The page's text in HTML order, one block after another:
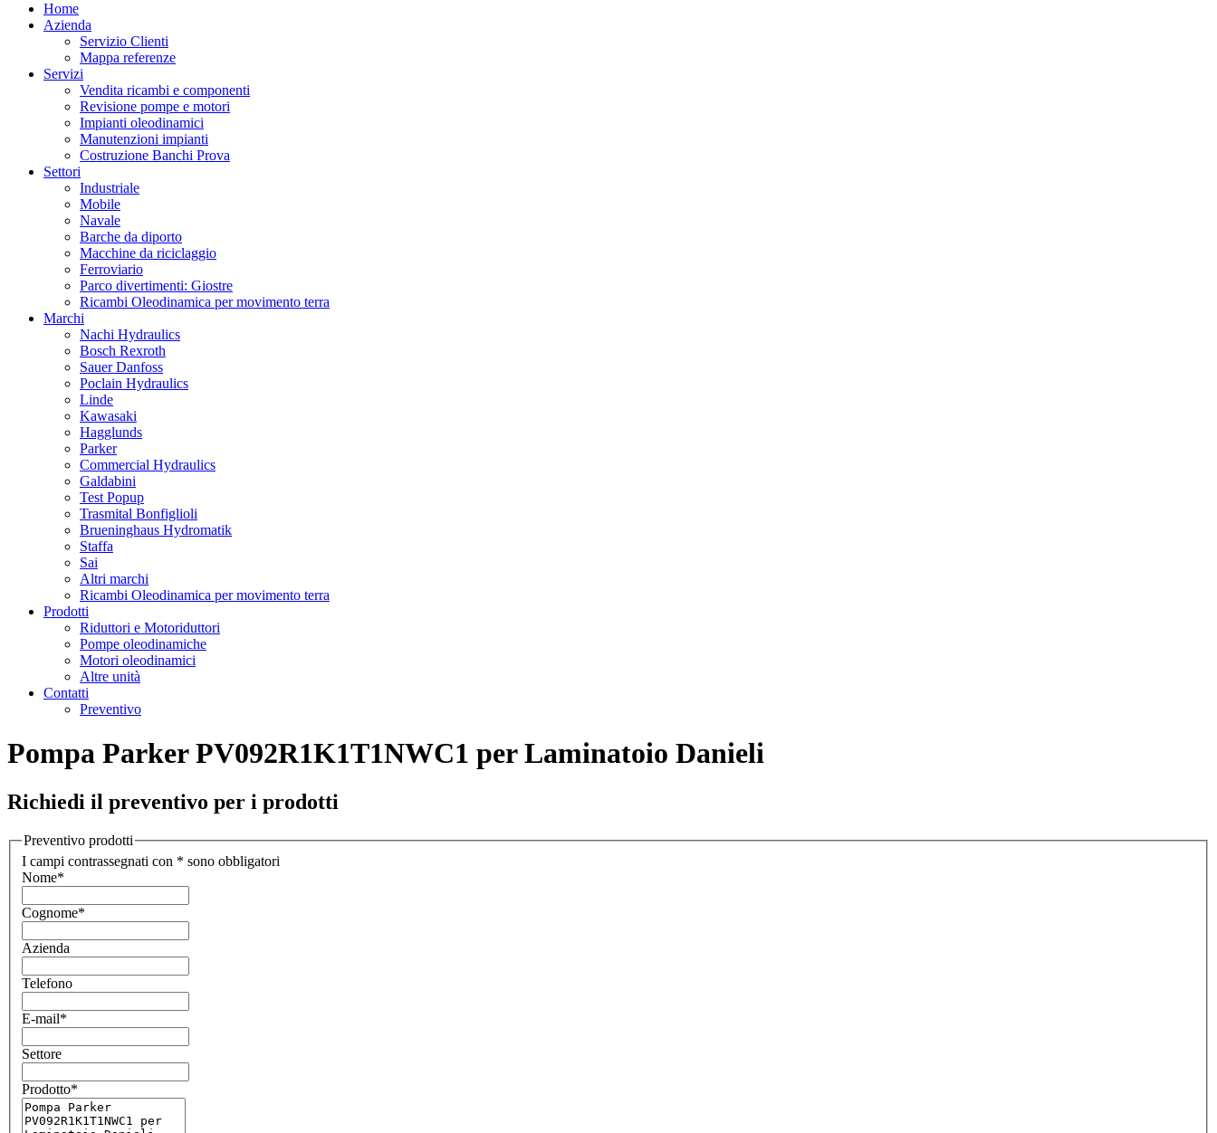
Home
Azienda
Servizio Clienti
Mappa referenze
Servizi
Vendita ricambi e componenti
Revisione pompe e motori
Impianti oleodinamici
Manutenzioni impianti
Costruzione Banchi Prova
Settori
Industriale
Mobile
Navale
Barche da diporto
Macchine da riciclaggio
Ferroviario
Parco divertimenti: Giostre
Ricambi Oleodinamica per movimento terra
Marchi
Nachi Hydraulics
Bosch Rexroth
Sauer Danfoss
Poclain Hydraulics
Linde
Kawasaki
Hagglunds
Parker
Commercial Hydraulics
Galdabini
Test Popup
Trasmital Bonfiglioli
Brueninghaus Hydromatik
Staffa
Sai
Altri marchi
Ricambi Oleodinamica per movimento terra
Prodotti
Riduttori e Motoriduttori
Pompe oleodinamiche
Motori oleodinamici
Altre unità
Contatti
Preventivo
Pompa Parker PV092R1K1T1NWC1 per Laminatoio Danieli
Richiedi il preventivo per i prodotti
Preventivo prodotti
I campi contrassegnati con * sono obbligatori
Nome*
Cognome*
Azienda
Telefono
E-mail*
Settore
Prodotto*